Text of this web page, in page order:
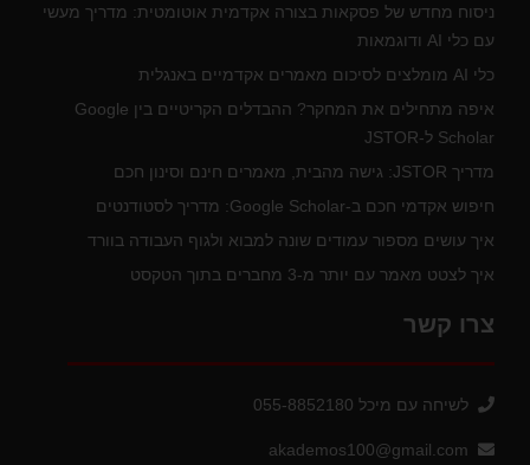
ניסוח מחדש של פסקאות בצורה אקדמית אוטומטית: מדריך מעשי
עם כלי AI ודוגמאות
כלי AI מומלצים לסיכום מאמרים אקדמיים באנגלית
איפה מתחילים את המחקר? ההבדלים הקריטיים בין Google
Scholar ל-JSTOR
מדריך JSTOR: גישה מהבית, מאמרים חינם וסינון חכם
חיפוש אקדמי חכם ב-Google Scholar: מדריך לסטודנטים
איך עושים מספור עמודים שונה למבוא ולגוף העבודה בוורד
איך לצטט מאמר עם יותר מ-3 מחברים בתוך הטקסט
צרו קשר
לשיחה עם מיכל 055-8852180
akademos100@gmail.com